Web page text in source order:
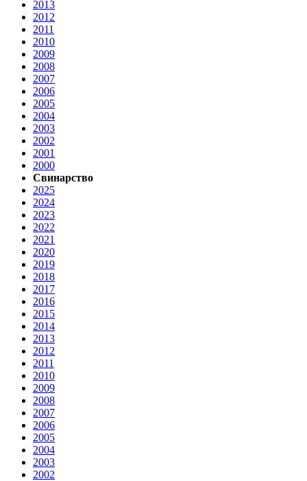
2013
2012
2011
2010
2009
2008
2007
2006
2005
2004
2003
2002
2001
2000
Свинарство
2025
2024
2023
2022
2021
2020
2019
2018
2017
2016
2015
2014
2013
2012
2011
2010
2009
2008
2007
2006
2005
2004
2003
2002